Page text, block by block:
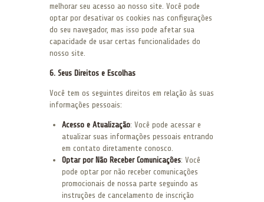
melhorar seu acesso ao nosso site. Você pode
optar por desativar os cookies nas configurações
do seu navegador, mas isso pode afetar sua
capacidade de usar certas funcionalidades do
nosso site.
6. Seus Direitos e Escolhas
Você tem os seguintes direitos em relação às suas
informações pessoais:
Acesso e Atualização: Você pode acessar e
atualizar suas informações pessoais entrando
em contato diretamente conosco.
Optar por Não Receber Comunicações: Você
pode optar por não receber comunicações
promocionais de nossa parte seguindo as
instruções de cancelamento de inscrição